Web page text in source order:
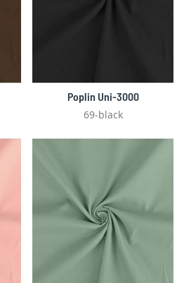
Poplin Uni-3000
69-black